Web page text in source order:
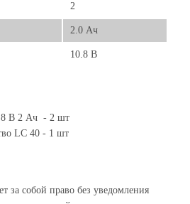
2
2.0 Ач
10.8 В
В 2 Ач - 2 шт
LC 40 - 1 шт
за собой право без уведомления